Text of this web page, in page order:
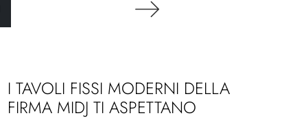
I TAVOLI FISSI MODERNI DELLA
FIRMA MIDJ TI ASPETTANO